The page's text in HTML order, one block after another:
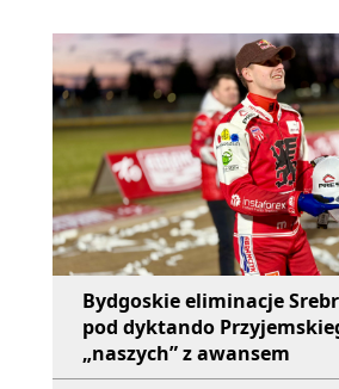
Bydgoskie eliminacje
pod dyktando
„naszych” z awansem